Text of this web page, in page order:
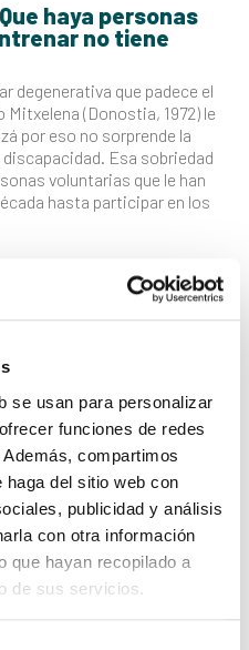
se usan para personalizar
funciones de redes
compartimos
del sitio web con
publicidad y análisis
con otra información
que hayan recopilado a
de sus servicios.
haya personas
no tiene
degenerativa que padece el
(Donostia, 1972) le
por eso no sorprende la
Esa sobriedad
voluntarias que le han
hasta participar en los